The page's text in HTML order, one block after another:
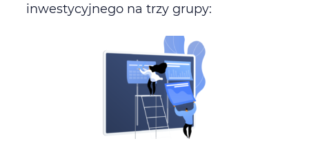
inwestycyjnego na trzy grupy: